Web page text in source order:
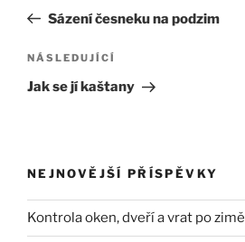
příspěvek
příspěvek
Sázení česneku na podzim
Následující
příspěvek
NÁSLEDUJÍCÍ
Jak se jí kaštany
NEJNOVĚJŠÍ PŘÍSPĚVKY
Kontrola oken, dveří a vrat po zimě